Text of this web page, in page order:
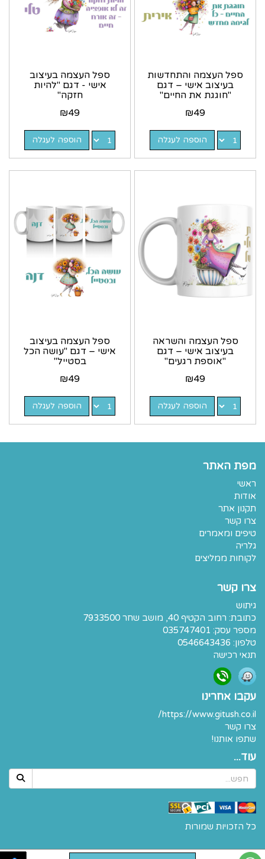
ספל העצמה והתחדשות
בעיצוב אישי – דגם
"חוגגת את החיים"
₪49
הוספה לעגלה
ספל העצמה בעיצוב
אישי - דגם "להיות
חזקה"
₪49
הוספה לעגלה
ספל העצמה והשראה
בעיצוב אישי – דגם
"אוספת רגעים"
₪49
הוספה לעגלה
ספל העצמה בעיצוב
אישי – דגם "עושה הכל
בסטייל"
₪49
הוספה לעגלה
מפת האתר
ראשי
אודות
תקנון אתר
צרו קשר
טיפים ומאמרים
גלריה
לקוחות ממליצים
צרו קשר
גיתוש
כתובת: רחוב הקטיף 40, מושב שחר 7933500
מספר עסק: 035747401
טלפון: 0546643436
תנאי רכישה
עקבו אחרינו
https://www.gitush.co.il/
צרו קשר
שתפו אותנו!
עוד...
כל הזכויות שמורות